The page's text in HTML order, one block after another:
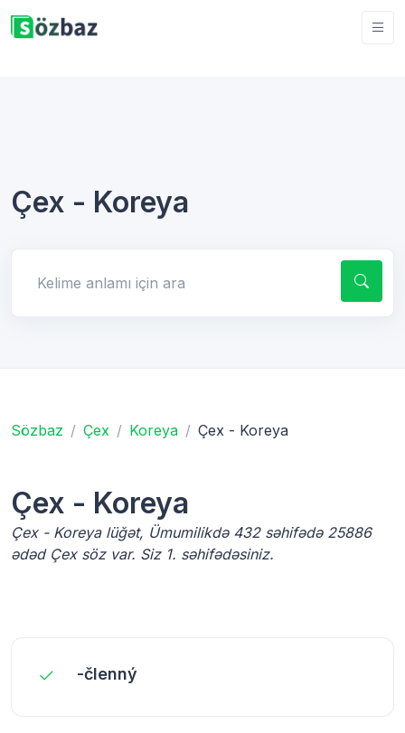
Çex - Koreya
Sözbaz Çex Koreya Çex - Koreya
Çex - Koreya
Çex - Koreya lüğət, Ümumilikdə 432 səhifədə 25886
ədəd Çex söz var. Siz 1. səhifədəsiniz.
-členný